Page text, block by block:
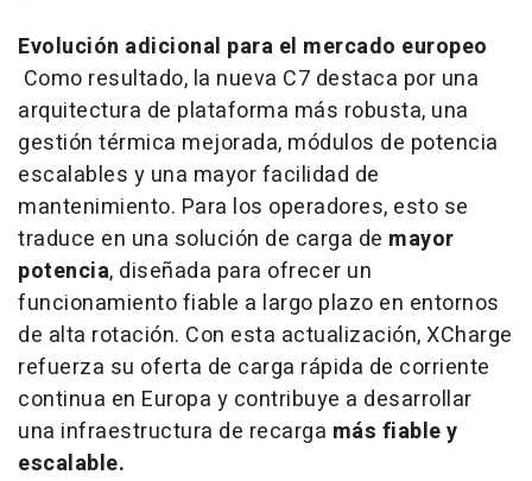
Evolución adicional para el mercado europeo
Como resultado, la nueva C7 destaca por una
arquitectura de plataforma más robusta, una
gestión térmica mejorada, módulos de potencia
escalables y una mayor facilidad de
mantenimiento. Para los operadores, esto se
traduce en una solución de carga de mayor
potencia, diseñada para ofrecer un
funcionamiento fiable a largo plazo en entornos
de alta rotación. Con esta actualización, XCharge
refuerza su oferta de carga rápida de corriente
continua en Europa y contribuye a desarrollar
una infraestructura de recarga más fiable y
escalable.